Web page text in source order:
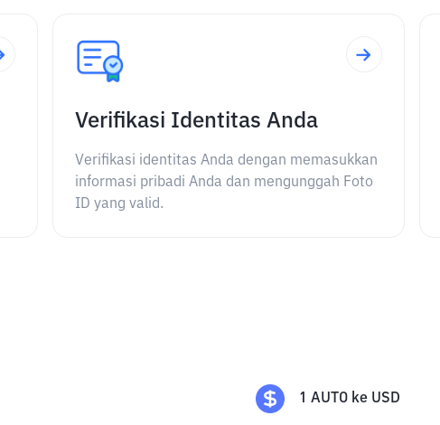
Verifikasi Identitas Anda
Verifikasi identitas Anda dengan memasukkan
informasi pribadi Anda dan mengunggah Foto
ID yang valid.
1 AUTO ke USD